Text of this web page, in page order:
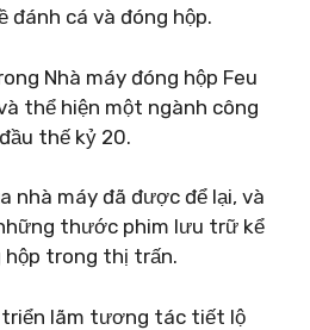
đánh cá và đóng hộp.
Nhà máy đóng hộp Feu
thể hiện một ngành công
thế kỷ 20.
nhà máy đã được để lại, và
thước phim lưu trữ kể
hộp trong thị trấn.
lãm tương tác tiết lộ